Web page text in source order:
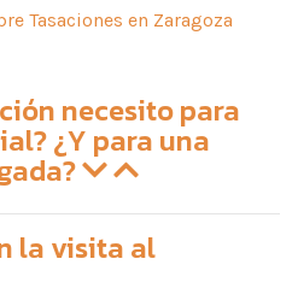
Tasaciones en Zaragoza
necesito para
¿Y para una
la visita al